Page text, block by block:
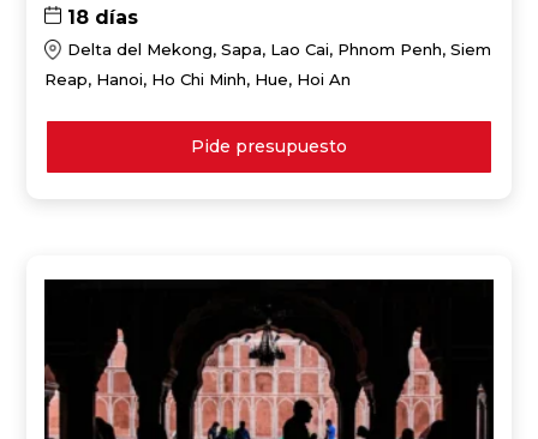
18 días
Delta del Mekong, Sapa, Lao Cai, Phnom Penh, Siem
Reap, Hanoi, Ho Chi Minh, Hue, Hoi An
Pide presupuesto